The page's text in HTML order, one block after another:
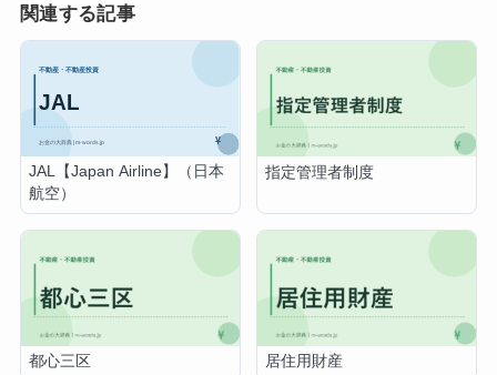
関連する記事
JAL【Japan Airline】（日本
航空）
指定管理者制度
都心三区 居住用財産